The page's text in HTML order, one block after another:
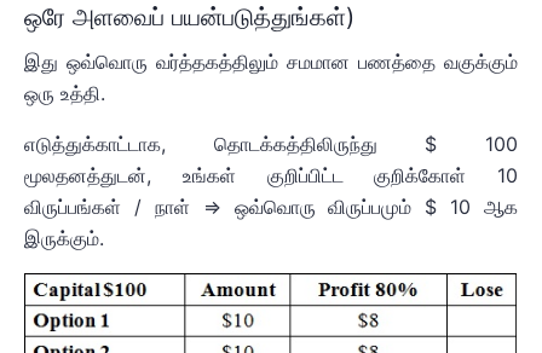
ஒரே அளவைப் பயன்படுத்துங்கள்)
இது ஒவ்வொரு வர்த்தகத்திலும் சமமான பணத்தை வகுக்கும்
ஒரு உத்தி.
எடுத்துக்காட்டாக, தொடக்கத்திலிருந்து $ 100
மூலதனத்துடன், உங்கள் குறிப்பிட்ட குறிக்கோள் 10
விருப்பங்கள் / நாள் => ஒவ்வொரு விருப்பமும் $ 10 ஆக
இருக்கும்.